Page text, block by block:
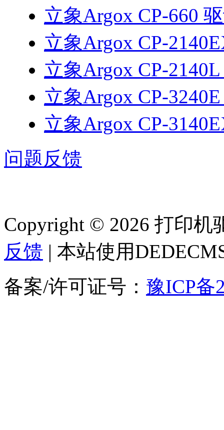
立象Argox CP-660
立象Argox CP-
立象Argox CP-
立象Argox CP-
立象Argox CP-
问题反馈
Copyright © 2026 打印
反馈 | 本站使用
备案/许可证号： 豫ICP备